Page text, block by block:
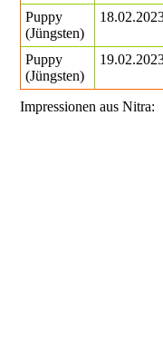
Puppy
(Jüngsten)
Puppy
(Jüngsten)
Impressionen aus Nitra: